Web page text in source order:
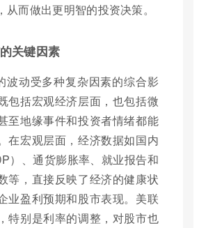
而做出更明智的投资决策。
关键因素
波动受多种复杂因素的综合影
包括宏观经济层面，也包括微
至地缘事件和投资者情绪都能
在宏观层面，经济数据如国内
）、通货膨胀率、就业报告和
等，直接反映了经济的健康状
业盈利预期和股市表现。美联
特别是利率的调整，对股市也